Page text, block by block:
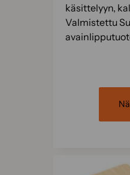
käsittelyyn,
Valmistettu